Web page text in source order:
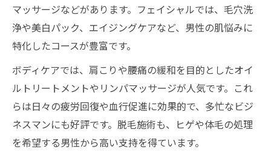
マッサージなどがあります。フェイシャルでは、毛穴洗
浄や美白パック、エイジングケアなど、男性の肌悩みに
特化したコースが豊富です。
ボディケアでは、肩こりや腰痛の緩和を目的としたオイ
ルトリートメントやリンパマッサージが人気です。これ
らは日々の疲労回復や血行促進に効果的で、多忙なビジ
ネスマンにも好評です。脱毛施術も、ヒゲや体毛の処理
を希望する男性から高い支持を得ています。